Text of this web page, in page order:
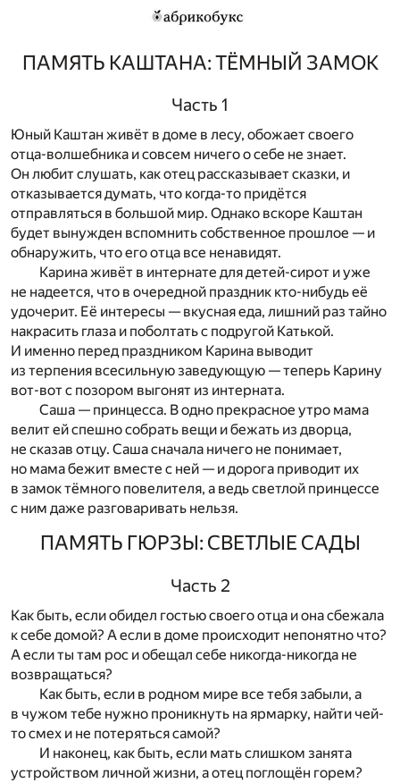
ПАМЯТЬ КАШТАНА: ТЁМНЫЙ ЗАМОК
Часть 1
Юный Каштан живёт в доме в лесу, обожает своего
отца-волшебника и совсем ничего о себе не знает.
Он любит слушать, как отец рассказывает сказки, и
отказывается думать, что когда-то придётся
отправляться в большой мир. Однако вскоре Каштан
будет вынужден вспомнить собственное прошлое — и
обнаружить, что его отца все ненавидят.
Карина живёт в интернате для детей-сирот и уже
не надеется, что в очередной праздник кто-нибудь её
удочерит. Её интересы — вкусная еда, лишний раз тайно
накрасить глаза и поболтать с подругой Катькой.
И именно перед праздником Карина выводит
из терпения всесильную заведующую — теперь Карину
вот-вот с позором выгонят из интерната.
Саша — принцесса. В одно прекрасное утро мама
велит ей спешно собрать вещи и бежать из дворца,
не сказав отцу. Саша сначала ничего не понимает,
но мама бежит вместе с ней — и дорога приводит их
в замок тёмного повелителя, а ведь светлой принцессе
с ним даже разговаривать нельзя.
ПАМЯТЬ ГЮРЗЫ: СВЕТЛЫЕ САДЫ
Часть 2
Как быть, если обидел гостью своего отца и она сбежала
к себе домой? А если в доме происходит непонятно что?
А если ты там рос и обещал себе никогда-никогда не
возвращаться?
Как быть, если в родном мире все тебя забыли, а
в чужом тебе нужно проникнуть на ярмарку, найти чей-
то смех и не потеряться самой?
И наконец, как быть, если мать слишком занята
устройством личной жизни, а отец поглощён горем?